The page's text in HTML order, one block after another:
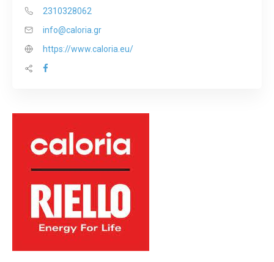
2310328062
info@caloria.gr
https://www.caloria.eu/